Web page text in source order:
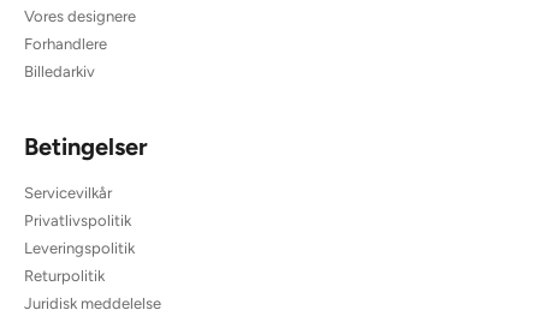
Vores designere
Forhandlere
Billedarkiv
Betingelser
Servicevilkår
Privatlivspolitik
Leveringspolitik
Returpolitik
Juridisk meddelelse